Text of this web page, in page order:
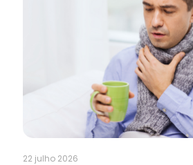
22 julho 2026